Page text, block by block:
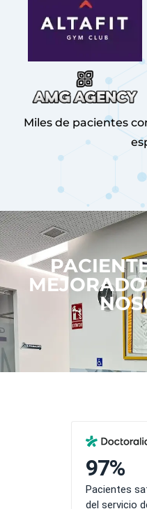
Miles de pacientes